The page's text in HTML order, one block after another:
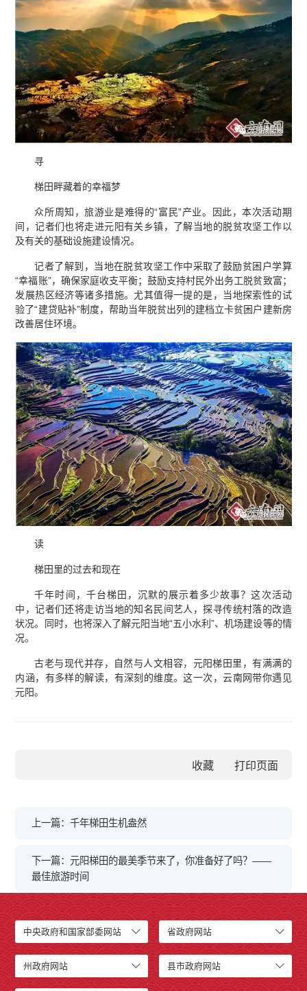
寻
梯田畔藏着的幸福梦
众所周知，旅游业是难得的“富民”产业。因此，本次活动期
间，记者们也将走进元阳有关乡镇，了解当地的脱贫攻坚工作以
及有关的基础设施建设情况。
记者了解到，当地在脱贫攻坚工作中采取了鼓励贫困户学算
“幸福账”，确保家庭收支平衡；鼓励支持村民外出务工脱贫致富；
发展热区经济等诸多措施。尤其值得一提的是，当地探索性的试
验了“建贷贴补”制度，帮助当年脱贫出列的建档立卡贫困户建新房
改善居住环境。
读
梯田里的过去和现在
千年时间，千台梯田，沉默的展示着多少故事？这次活动
中，记者们还将走访当地的知名民间艺人，探寻传统村落的改造
状况。同时，也将深入了解元阳当地“五小水利”、机场建设等的情
况。
古老与现代并存，自然与人文相容，元阳梯田里，有满满的
内涵，有多样的解读，有深刻的维度。这一次，云南网带你遇见
元阳。
收藏
上一篇：千年梯田生机盎然
下一篇：元阳梯田的最美季节来了，你准备好了吗？——
最佳旅游时间
中央政府和国家部委网站 省政府网站
州政府网站 县市政府网站